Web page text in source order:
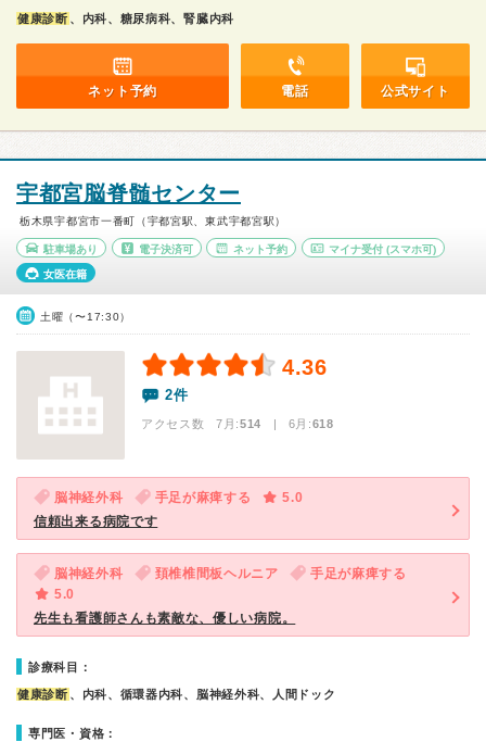
健康診断 、内科、糖尿病科、腎臓内科
ネット予約 電話 公式サイト
宇都宮脳脊髄センター
栃木県宇都宮市一番町（宇都宮駅、東武宇都宮駅）
駐車場あり 電子決済可 ネット予約 マイナ受付 (スマホ可)
女医在籍
土曜（〜17:30）
4.36
2件
アクセス数 7月:514 | 6月:618
脳神経外科 手足が麻痺する
5.0
信頼出来る病院です
脳神経外科 頚椎椎間板ヘルニア
手足が麻痺する
5.0
先生も看護師さんも素敵な、優しい病院。
診療科目：
健康診断 、内科、循環器内科、脳神経外科、人間ドック
専門医・資格：